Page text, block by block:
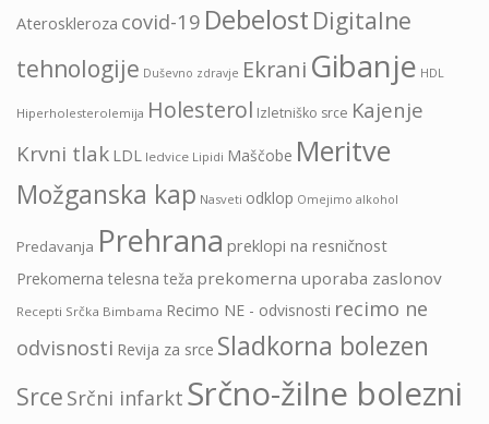
Ateroskleroza covid-19 Debelost Digitalne
tehnologije Duševno zdravje Ekrani Gibanje HDL
Hiperholesterolemija Holesterol Izletniško srce Kajenje
Krvni tlak LDL ledvice Lipidi Maščobe Meritve
Možganska kap Nasveti odklop Omejimo alkohol
Predavanja Prehrana preklopi na resničnost
Prekomerna telesna teža prekomerna uporaba zaslonov
Recepti Srčka Bimbama Recimo NE - odvisnosti recimo ne
odvisnosti Revija za srce Sladkorna bolezen
Srce Srčni infarkt Srčno-žilne bolezni